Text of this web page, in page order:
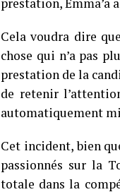
Cela voudra dire
chose qui n’a pas
prestation de la
de retenir
automatiquement
Cet incident, bien
passionnés sur la
totale dans la